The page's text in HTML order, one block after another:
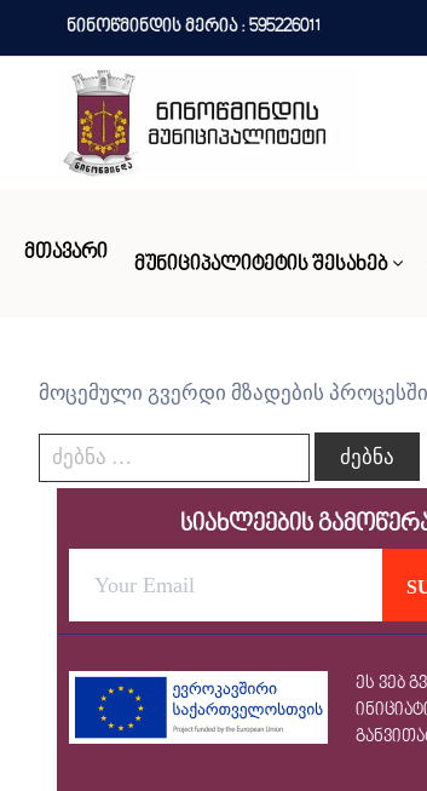
ნინოწმინდის მერია : 595226011
ᲛᲗᲐᲕᲐᲠᲘ
ᲛᲣᲜᲘᲪᲘᲞᲐᲚᲘᲢᲔᲢᲘᲡ ᲨᲔᲡᲐᲮᲔᲑ
მოცემული გვერდი მზადების
სიახლეების
ეს ვებ